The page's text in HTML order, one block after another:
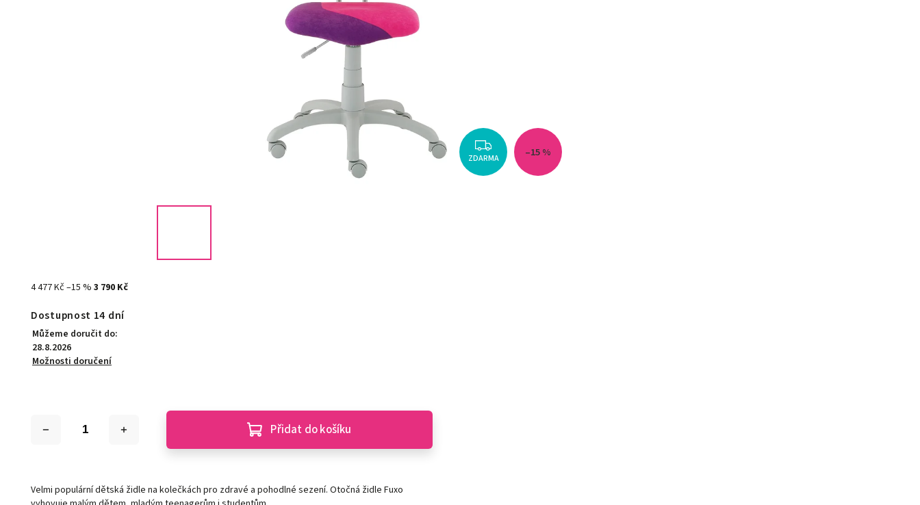
ZDARMA –15 %
4 477 Kč–15 %3 790 Kč
Dostupnost 14 dní
Můžeme doručit do:
28.8.2026
Možnosti doručení
Přidat do košíku
Velmi populární dětská židle na kolečkách pro zdravé a pohodlné sezení. Otočná židle Fuxo